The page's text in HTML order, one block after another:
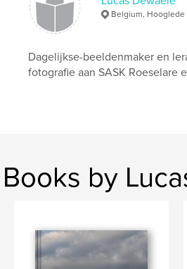
Lucas
Belgium, Hooglede
Dagelijkse-beeldenmaker en
fotografie aan SASK Roeselare
Books by